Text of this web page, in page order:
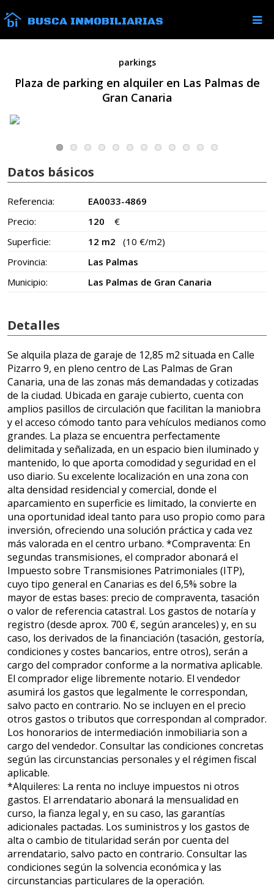
BUSCA INMOBILIARIAS
parkings
Plaza de parking en alquiler en Las Palmas de
Gran Canaria
Datos básicos
Referencia:
EA0033-4869
Precio:
120
€
Superficie:
12 m2
(10 €/m2)
Provincia:
Las Palmas
Municipio:
Las Palmas de Gran Canaria
Detalles
Se alquila plaza de garaje de 12,85 m2 situada en Calle
Pizarro 9, en pleno centro de Las Palmas de Gran
Canaria, una de las zonas más demandadas y cotizadas
de la ciudad. Ubicada en garaje cubierto, cuenta con
amplios pasillos de circulación que facilitan la maniobra
y el acceso cómodo tanto para vehículos medianos como
grandes. La plaza se encuentra perfectamente
delimitada y señalizada, en un espacio bien iluminado y
mantenido, lo que aporta comodidad y seguridad en el
uso diario. Su excelente localización en una zona con
alta densidad residencial y comercial, donde el
aparcamiento en superficie es limitado, la convierte en
una oportunidad ideal tanto para uso propio como para
inversión, ofreciendo una solución práctica y cada vez
más valorada en el centro urbano. *Compraventa: En
segundas transmisiones, el comprador abonará el
Impuesto sobre Transmisiones Patrimoniales (ITP),
cuyo tipo general en Canarias es del 6,5% sobre la
mayor de estas bases: precio de compraventa, tasación
o valor de referencia catastral. Los gastos de notaría y
registro (desde aprox. 700 €, según aranceles) y, en su
caso, los derivados de la financiación (tasación, gestoría,
condiciones y costes bancarios, entre otros), serán a
cargo del comprador conforme a la normativa aplicable.
El comprador elige libremente notario. El vendedor
asumirá los gastos que legalmente le correspondan,
salvo pacto en contrario. No se incluyen en el precio
otros gastos o tributos que correspondan al comprador.
Los honorarios de intermediación inmobiliaria son a
cargo del vendedor. Consultar las condiciones concretas
según las circunstancias personales y el régimen fiscal
aplicable.
*Alquileres: La renta no incluye impuestos ni otros
gastos. El arrendatario abonará la mensualidad en
curso, la fianza legal y, en su caso, las garantías
adicionales pactadas. Los suministros y los gastos de
alta o cambio de titularidad serán por cuenta del
arrendatario, salvo pacto en contrario. Consultar las
condiciones según la solvencia económica y las
circunstancias particulares de la operación.